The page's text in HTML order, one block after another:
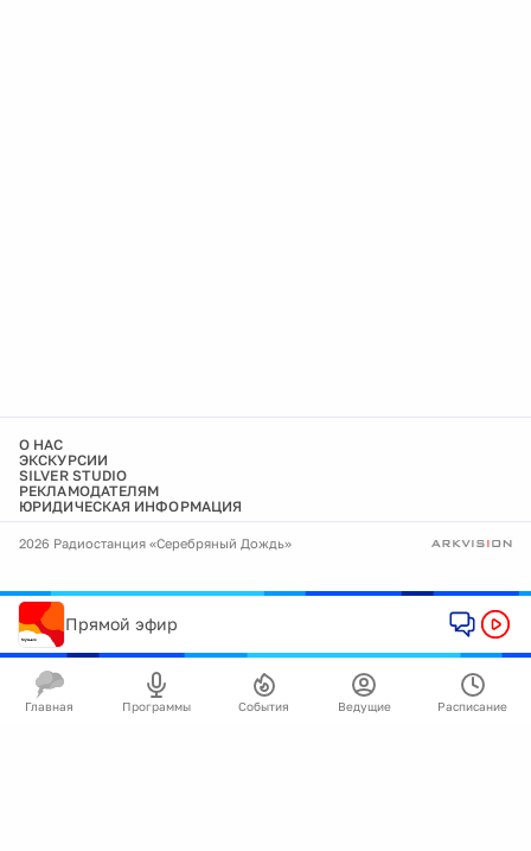
О НАС
ЭКСКУРСИИ
SILVER STUDIO
РЕКЛАМОДАТЕЛЯМ
ЮРИДИЧЕСКАЯ ИНФОРМАЦИЯ
2026 Радиостанция «Серебряный Дождь»
Прямой эфир
Главная Программы События Ведущие Расписание